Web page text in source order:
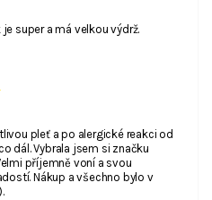
super a má velkou výdrž.
pleť a po alergické reakci od
dál. Vybrala jsem si značku
příjemně voní a svou
Nákup a všechno bylo v